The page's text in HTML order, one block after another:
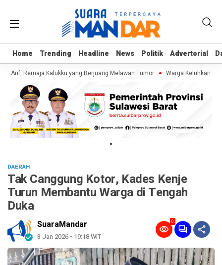
Home Trending Headline News Politik Advertorial
Home Trending Headline News Politik Advertorial
Arif, Remaja Kalukku yang Berjuang Melawan Tumor Warga Keluhkan
"
DAERAH
Tak Canggung Kotor, Kades Kenje
Turun Membantu Warga di Tengah
Duka
SuaraMandar
3 Jan 2026 - 19:18 WIT
0